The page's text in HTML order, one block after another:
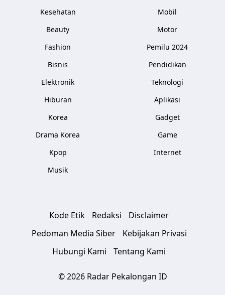
Kesehatan
Beauty
Fashion
Bisnis
Elektronik
Hiburan
Korea
Drama Korea
Kpop
Musik
Mobil
Motor
Pemilu 2024
Pendidikan
Teknologi
Aplikasi
Gadget
Game
Internet
Kode Etik Redaksi
Disclaimer
Pedoman Media Siber
Kebijakan Privasi
Hubungi Kami
Tentang Kami
© 2026 Radar Pekalongan ID